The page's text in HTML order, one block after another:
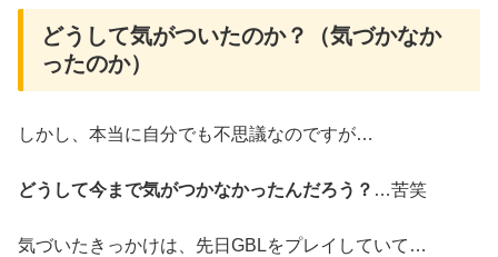
どうして気がついたのか？（気づかなか
ったのか）
しかし、本当に自分でも不思議なのですが…
どうして今まで気がつかなかったんだろう？ …苦笑
気づいたきっかけは、先日GBLをプレイしていて…